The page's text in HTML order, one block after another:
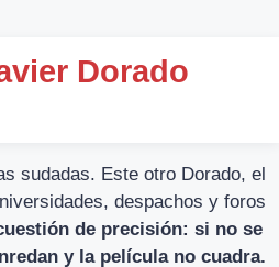
Dorado
sudadas. Este otro Dorado, el
despachos y foros
de precisión: si no se
y la película no cuadra.